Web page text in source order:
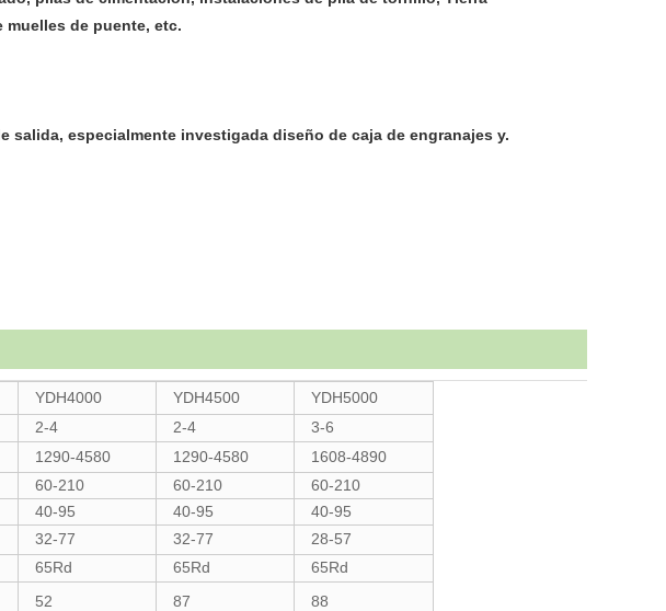
de puente, etc.
especialmente investigada diseño de caja de engranajes y.
YDH4000 YDH4500
YDH5000
2-4 2-4
3-6
1290-4580 1290-4580
1608-4890
60-210 60-210
60-210
40-95 40-95
40-95
32-77 32-77
28-57
65Rd 65Rd
65Rd
52 87 88